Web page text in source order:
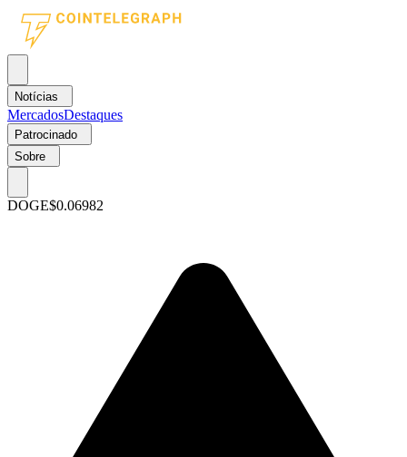
Notícias
MercadosDestaques
Patrocinado
Sobre
DOGE$0.06982